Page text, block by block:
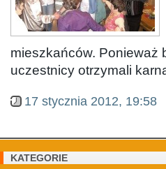
mieszkańców. Ponieważ
uczestnicy otrzymali
17 stycznia 2012, 19:58
KATEGORIE